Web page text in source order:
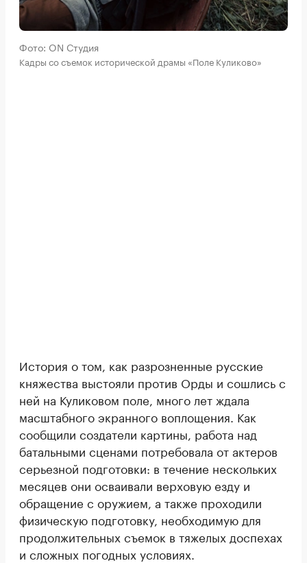
Фото: ON Студия
Кадры со съемок исторической драмы «Поле Куликово»
История о том, как разрозненные русские
княжества выстояли против Орды и сошлись с
ней на Куликовом поле, много лет ждала
масштабного экранного воплощения. Как
сообщили создатели картины, работа над
батальными сценами потребовала от актеров
серьезной подготовки: в течение нескольких
месяцев они осваивали верховую езду и
обращение с оружием, а также проходили
физическую подготовку, необходимую для
продолжительных съемок в тяжелых доспехах
и сложных погодных условиях.